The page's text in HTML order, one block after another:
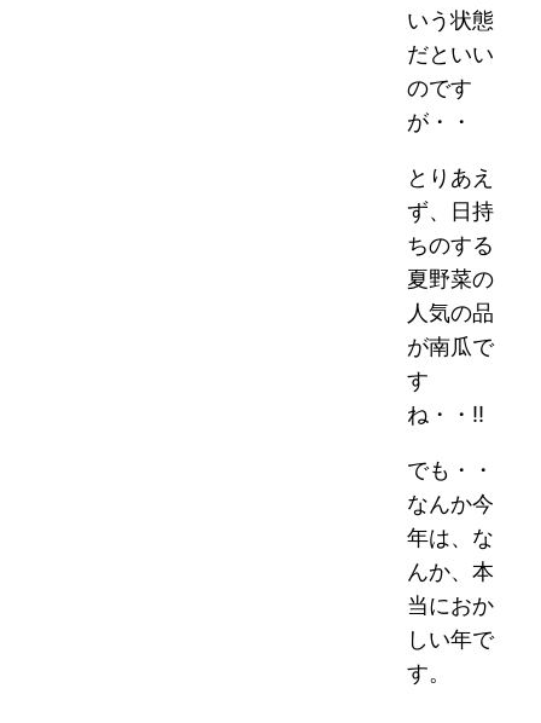
いう状態
だといい
のです
が・・
とりあえ
ず、日持
ちのする
夏野菜の
人気の品
が南瓜で
す
ね・・!!
でも・・
なんか今
年は、な
んか、本
当におか
しい年で
す。